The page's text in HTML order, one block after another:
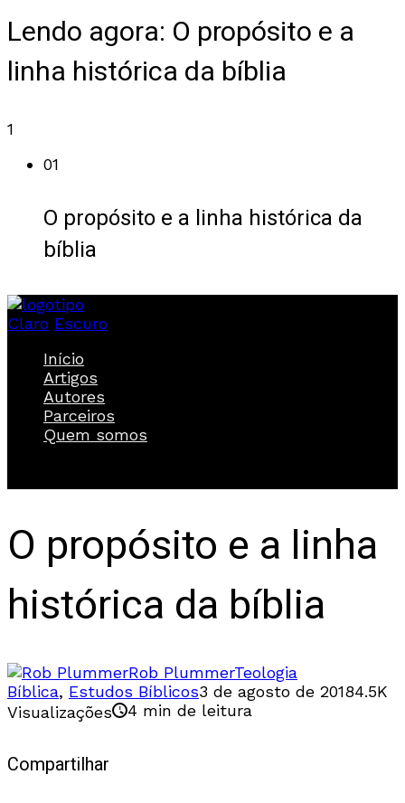
Lendo agora: O propósito e a
linha histórica da bíblia
1
01
O propósito e a linha histórica da
bíblia
Claro Escuro
Início
Artigos
Autores
Parceiros
Quem somos
O propósito e a linha
histórica da bíblia
Rob PlummerTeologia
Bíblica, Estudos Bíblicos3 de agosto de 20184.5K
Visualizações
4 min de leitura
Compartilhar